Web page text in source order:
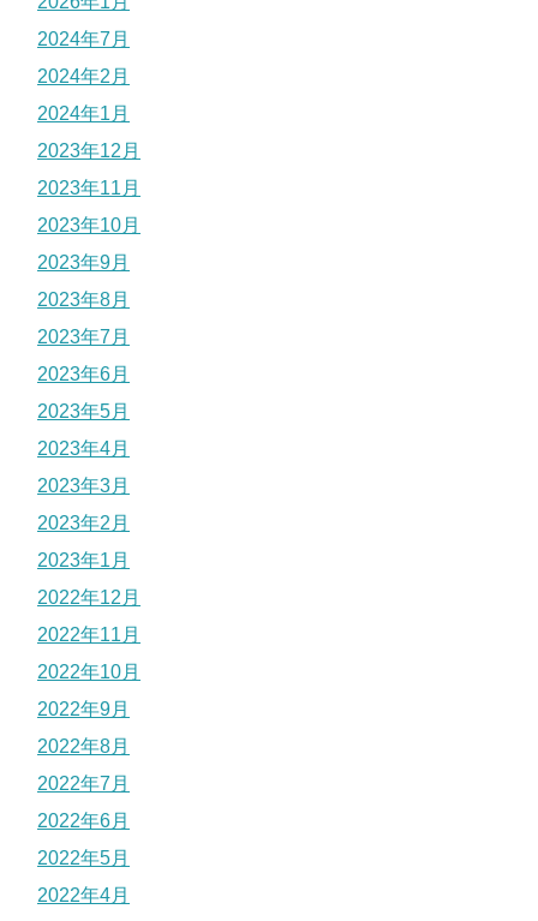
2024年7月
2024年2月
2024年1月
2023年12月
2023年11月
2023年10月
2023年9月
2023年8月
2023年7月
2023年6月
2023年5月
2023年4月
2023年3月
2023年2月
2023年1月
2022年12月
2022年11月
2022年10月
2022年9月
2022年8月
2022年7月
2022年6月
2022年5月
2022年4月